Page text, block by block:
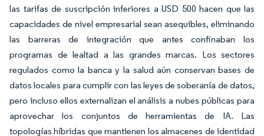
las tarifas de suscripción inferiores a USD 500 hacen que las
capacidades de nivel empresarial sean asequibles, eliminando
las barreras de integración que antes confinaban los
programas de lealtad a las grandes marcas. Los sectores
regulados como la banca y la salud aún conservan bases de
datos locales para cumplir con las leyes de soberanía de datos,
pero incluso ellos externalizan el análisis a nubes públicas para
aprovechar los conjuntos de herramientas de IA. Las
topologías híbridas que mantienen los almacenes de identidad